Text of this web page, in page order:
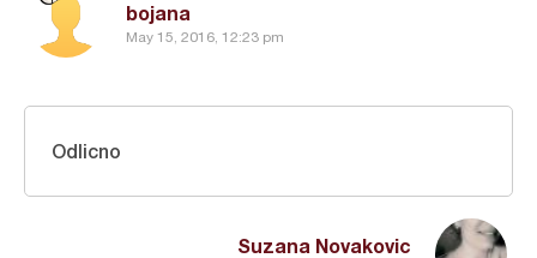
bojana
May 15, 2016, 12:23 pm
Suzana Novakovic
Odlicno